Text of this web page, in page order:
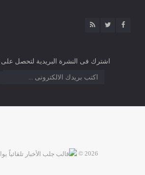
اشترك فى النشرة البريدية لتحصل على
2026 ©